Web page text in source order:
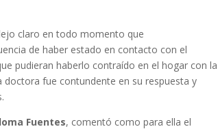
claro en todo momento que
de haber estado en contacto con el
pudieran haberlo contraído en el hogar con la
fue contundente en su respuesta y
Fuentes, comentó como para ella el